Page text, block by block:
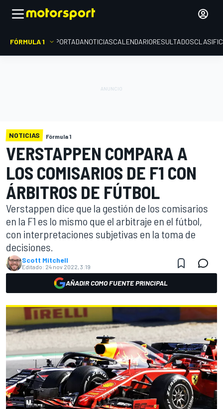
FÓRMULA 1 PORTADANOTICIASCALENDARIORESULTADOS
NOTICIAS Fórmula 1
VERSTAPPEN COMPARA A
LOS COMISARIOS DE F1 CON
ÁRBITROS DE FÚTBOL
Verstappen dice que la gestión de los comisarios
en la F1 es lo mismo que el arbitraje en el fútbol,
con interpretaciones subjetivas en la toma de
decisiones.
Scott Mitchell
Editado: 24 nov 2022, 3:19
AÑADIR COMO FUENTE PRINCIPAL